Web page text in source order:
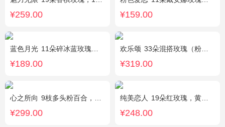
¥259.00 ¥159.00
蓝色月光 11朵碎冰蓝玫瑰，满天星搭配
¥189.00
欢乐颂 33朵混搭玫瑰（粉玫瑰+香槟玫瑰），白色满天星环绕
¥319.00
心之所向 9枝多头粉百合，桔梗，尤加利搭配
¥299.00
纯美恋人 19朵红玫瑰，黄莺、满天星、绿叶适量点缀
¥248.00